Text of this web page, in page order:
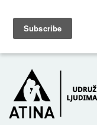
POČETNA O NAMA